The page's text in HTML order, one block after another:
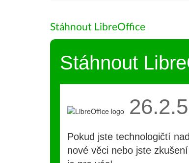
Stáhnout LibreOffice
Stáhnout
26.2.5
Pokud jste technologičtí
nové věci nebo jste